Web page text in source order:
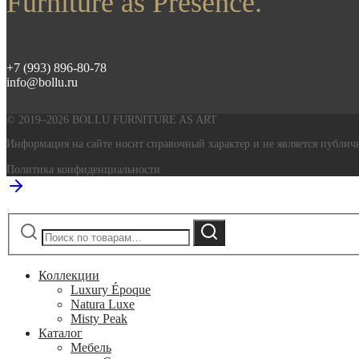
+7 (993) 896-80-78
info@bollu.ru
© 2019–2026 BOLLU FURNITURE AS ART
Информация на сайте носит справочный характер и не является
Политика конфиденциальности
Искать:
Поиск
Коллекции
Luxury Époque
Natura Luxe
Misty Peak
Каталог
Мебель